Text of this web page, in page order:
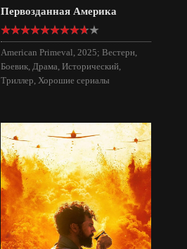
Первозданная Америка
American Primeval, 2025; Вестерн,
Боевик, Драма, Исторический,
Триллер, Хорошие сериалы